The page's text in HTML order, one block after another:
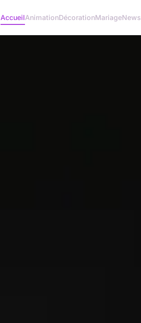
AccueilAnimationDécorationMariageNews